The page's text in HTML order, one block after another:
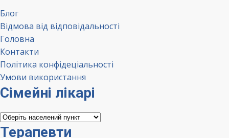
Блог
Відмова від відповідальності
Головна
Контакти
Політика конфідеціальності
Умови використання
Сімейні лікарі
Сімейні
лікарі
Терапевти